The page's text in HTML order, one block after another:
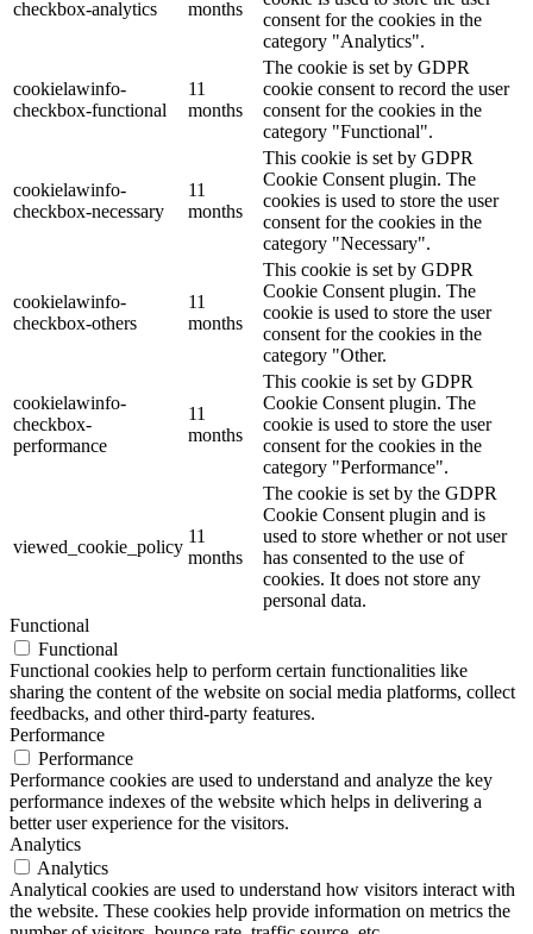
checkbox-analytics
months
consent for the cookies in the
category "Analytics".
cookielawinfo-
checkbox-functional
11
months
The cookie is set by GDPR
cookie consent to record the user
consent for the cookies in the
category "Functional".
cookielawinfo-
checkbox-necessary
11
months
This cookie is set by GDPR
Cookie Consent plugin. The
cookies is used to store the user
consent for the cookies in the
category "Necessary".
cookielawinfo-
checkbox-others
11
months
This cookie is set by GDPR
Cookie Consent plugin. The
cookie is used to store the user
consent for the cookies in the
category "Other.
cookielawinfo-
checkbox-
performance
11
months
This cookie is set by GDPR
Cookie Consent plugin. The
cookie is used to store the user
consent for the cookies in the
category "Performance".
viewed_cookie_policy
11
months
The cookie is set by the GDPR
Cookie Consent plugin and is
used to store whether or not user
has consented to the use of
cookies. It does not store any
personal data.
Functional
Functional
Functional cookies help to perform certain functionalities like
sharing the content of the website on social media platforms, collect
feedbacks, and other third-party features.
Performance
Performance
Performance cookies are used to understand and analyze the key
performance indexes of the website which helps in delivering a
better user experience for the visitors.
Analytics
Analytics
Analytical cookies are used to understand how visitors interact with
the website. These cookies help provide information on metrics the